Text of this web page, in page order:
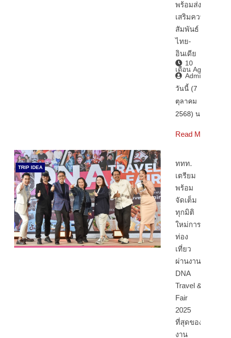
พร้อมส่ง
เสริมความ
สัมพันธ์
ไทย-
อินเดีย
10
เดือน Ago
Admin2
วันนี้ (7
ตุลาคม
2568) นา…
Read More
TRIP IDEA
ททท.
เตรียม
พร้อม
จัดเต็ม
ทุกมิติ
ใหม่การ
ท่อง
เที่ยว
ผ่านงาน
DNA
Travel &
Fair
2025
ที่สุดของ
งาน